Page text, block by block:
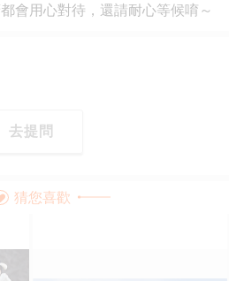
去提問
猜您喜歡